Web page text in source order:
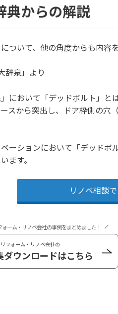
典からの解説
ついて、他の角度からも内容
辞泉」より
」において「デッドボルト」
スから突出し、ドア枠側の穴
ーションにおいて「デッド
ます。
リノベ相談
ォーム・リノベ会社の事例をまとめました！
リフォーム・リノベ会社の
ダウンロードはこちら